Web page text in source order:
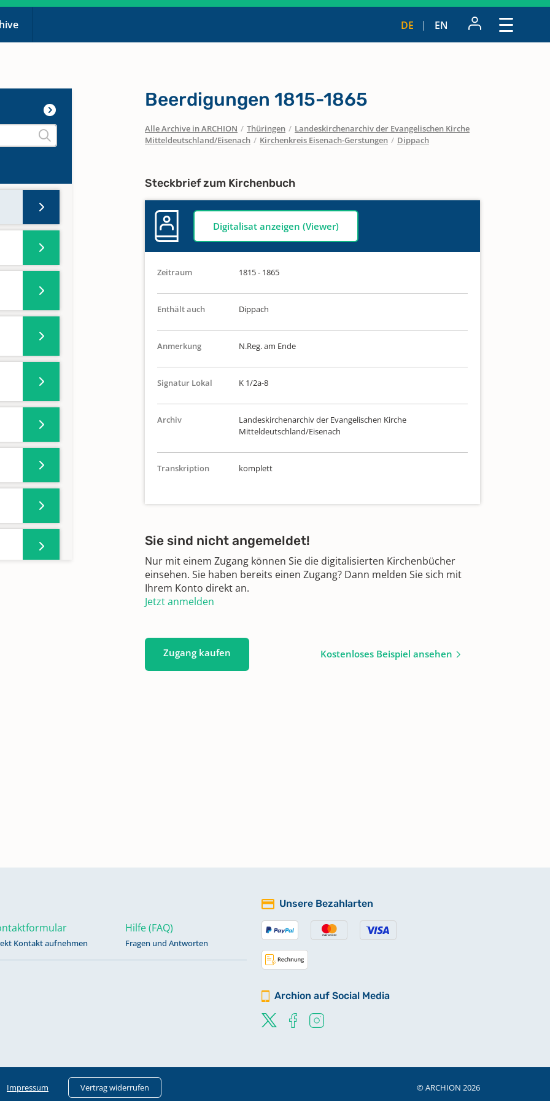
DE EN
Beerdigungen 1815-1865
Alle Archive in ARCHION / Thüringen / Landeskirchenarchiv der Evangelischen Kirche
Mitteldeutschland/Eisenach / Kirchenkreis Eisenach-Gerstungen / Dippach
Steckbrief zum Kirchenbuch
Digitalisat anzeigen (Viewer)
Zeitraum 1815 - 1865
Enthält auch Dippach
Anmerkung N.Reg. am Ende
Signatur Lokal K 1/2a-8
Archiv
Landeskirchenarchiv der Evangelischen Kirche
Mitteldeutschland/Eisenach
Transkription komplett
Sie sind nicht angemeldet!
Nur mit einem Zugang können Sie die digitalisierten Kirchenbücher
einsehen. Sie haben bereits einen Zugang? Dann melden Sie sich mit
Ihrem Konto direkt an.
Jetzt anmelden
Zugang kaufen Kostenloses Beispiel ansehen
Kontakt aufnehmen
Hilfe (FAQ)
Fragen und Antworten
Unsere Bezahlarten
Archion auf Social Media
Impressum Vertrag widerrufen © ARCHION 2026